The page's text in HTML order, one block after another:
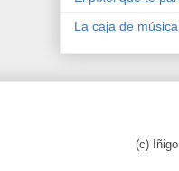
La caja de música
(c)